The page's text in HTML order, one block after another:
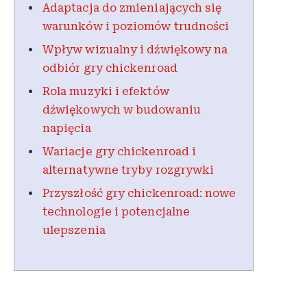
Adaptacja do zmieniających się
warunków i poziomów trudności
Wpływ wizualny i dźwiękowy na
odbiór gry chickenroad
Rola muzyki i efektów
dźwiękowych w budowaniu
napięcia
Wariacje gry chickenroad i
alternatywne tryby rozgrywki
Przyszłość gry chickenroad: nowe
technologie i potencjalne
ulepszenia